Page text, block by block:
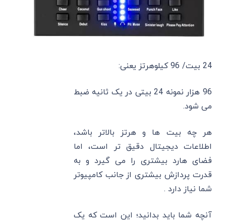
24 بیت/ 96 کیلوهرتز یعنی:
96 هزار نمونه 24 بیتی در یک ثانیه ضبط
می ‌شود.
هر چه بیت ‌ها و هرتز بالاتر باشد،
اطلاعات دیجیتال دقیق ‌تر است، اما
فضای هارد بیشتری را می‌ گیرد و به
قدرت پردازش بیشتری از جانب کامپیوتر
شما نیاز دارد .
آنچه شما باید بدانید؛ این است که یک